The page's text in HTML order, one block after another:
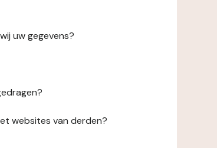
uw gegevens?
websites van derden?